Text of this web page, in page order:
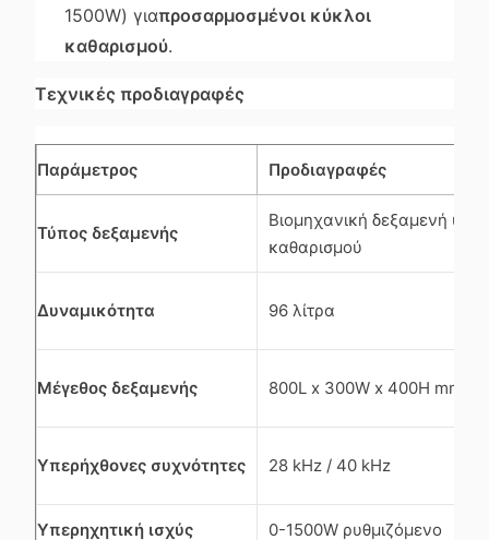
1500W) γιαπροσαρμοσμένοι κύκλοι
καθαρισμού.
Τεχνικές προδιαγραφές
Παράμετρος Προδιαγραφές
Τύπος δεξαμενής
Βιομηχανική δεξαμενή
καθαρισμού
Δυναμικότητα 96 λίτρα
Μέγεθος δεξαμενής 800L x 300W x 400H mm
Υπερήχθονες συχνότητες 28 kHz / 40 kHz
Υπερηχητική ισχύς 0-1500W ρυθμιζόμενο